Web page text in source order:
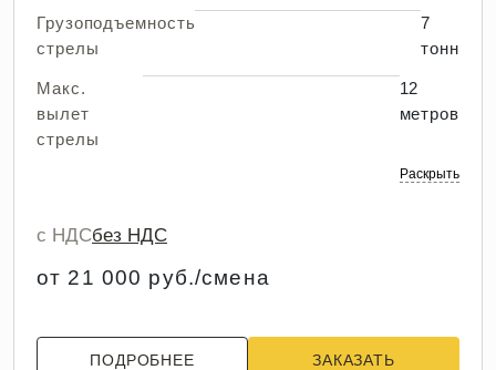
Грузоподъемность
стрелы
7
тонн
Макс.
вылет
стрелы
12
метров
Раскрыть
с НДСбез НДС
от 21 000 руб./смена
ПОДРОБНЕЕ ЗАКАЗАТЬ